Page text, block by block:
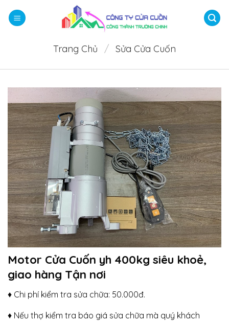
qua
Trang Chủ / Sửa Cửa Cuốn
Motor Cửa Cuốn yh 400kg siêu khoẻ,
giao hàng Tận nơi
♦ Chi phí kiểm tra sửa chữa: 50.000đ.
♦ Nếu thợ kiểm tra báo giá sửa chữa mà quý khách